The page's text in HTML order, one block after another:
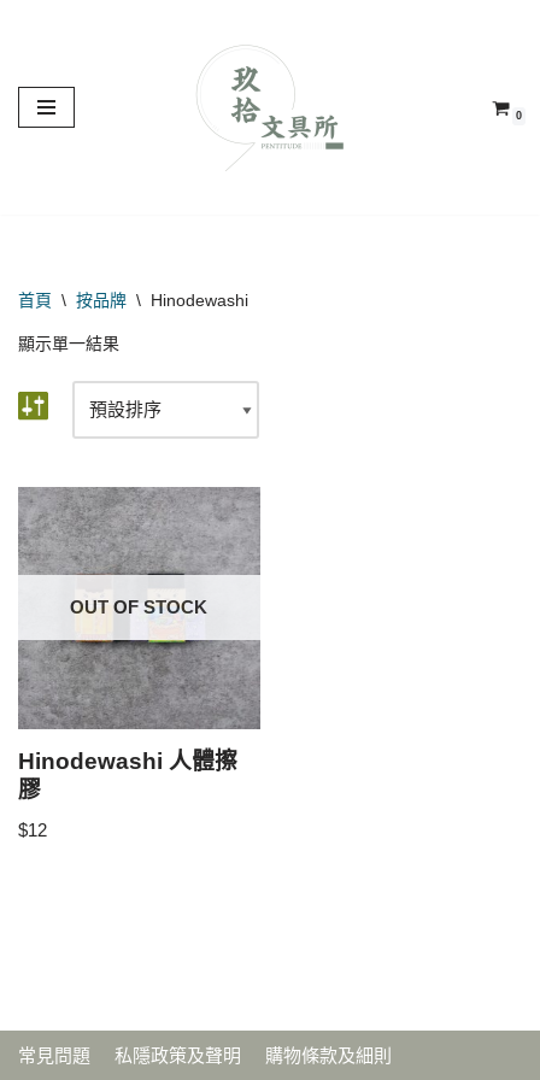
to
content
0
首頁 \ 按品牌 \ Hinodewashi
顯示單一結果
OUT OF STOCK
Hinodewashi 人體擦
膠
$12
常見問題 私隱政策及聲明 購物條款及細則